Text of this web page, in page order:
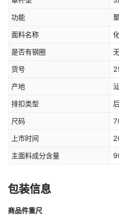
功能
面料名称
是否有钢圈
货号
产地
排扣类型
尺码
上市时间
主面料成分含量
包装信息
商品件重尺